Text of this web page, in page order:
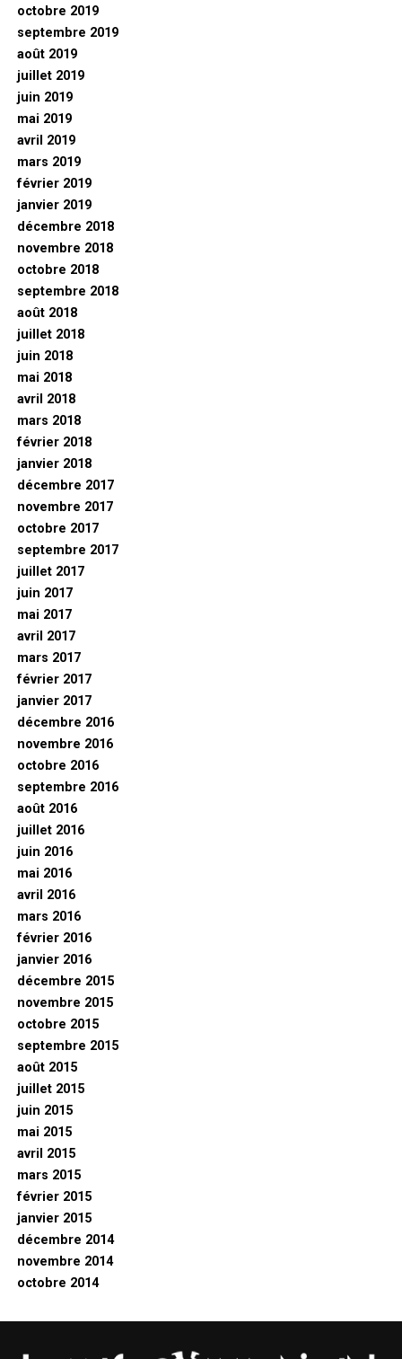
octobre 2019
septembre 2019
août 2019
juillet 2019
juin 2019
mai 2019
avril 2019
mars 2019
février 2019
janvier 2019
décembre 2018
novembre 2018
octobre 2018
septembre 2018
août 2018
juillet 2018
juin 2018
mai 2018
avril 2018
mars 2018
février 2018
janvier 2018
décembre 2017
novembre 2017
octobre 2017
septembre 2017
juillet 2017
juin 2017
mai 2017
avril 2017
mars 2017
février 2017
janvier 2017
décembre 2016
novembre 2016
octobre 2016
septembre 2016
août 2016
juillet 2016
juin 2016
mai 2016
avril 2016
mars 2016
février 2016
janvier 2016
décembre 2015
novembre 2015
octobre 2015
septembre 2015
août 2015
juillet 2015
juin 2015
mai 2015
avril 2015
mars 2015
février 2015
janvier 2015
décembre 2014
novembre 2014
octobre 2014